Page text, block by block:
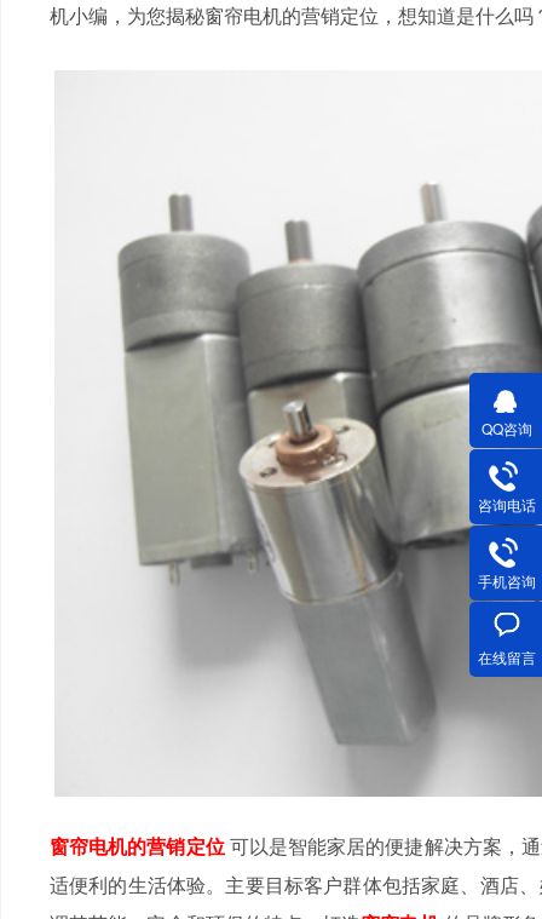
机小编，为您揭秘窗帘电机的营销定位，想知道是什么吗
窗帘电机的营销定位可以是智能家居的便捷解决方案，
适便利的生活体验。主要目标客户群体包括家庭、酒店
QQ咨询
咨询电话
手机咨询
在线留言